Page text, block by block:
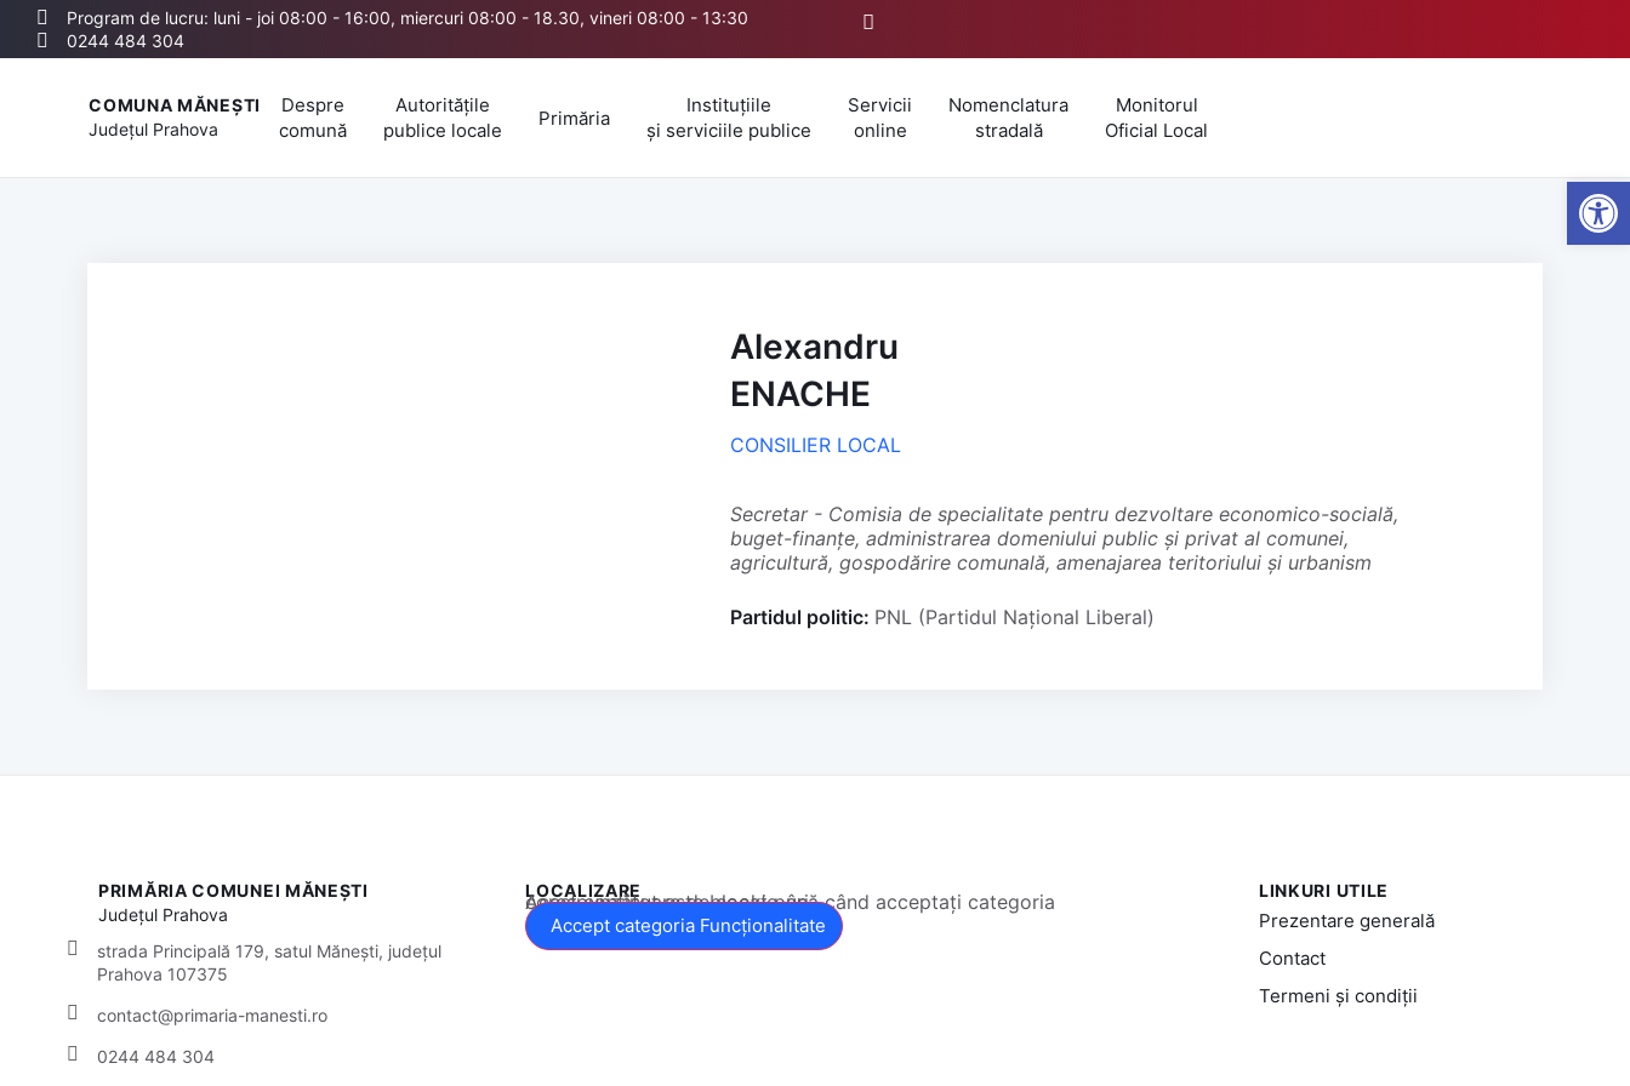
Program de lucru: luni - joi 08:00 - 16:00, miercuri 08:00 - 18.30, vineri 08:00 - 13:30
0244 484 304
COMUNA MĂNEȘTI
Județul Prahova
Despre
comună
Autoritățile
publice locale
Primăria
Instituțiile
și serviciile publice
Servicii
online
Nomenclatura
stradală
Monitorul
Oficial Local
Alexandru
ENACHE
CONSILIER LOCAL
secretar - Comisia de specialitate pentru dezvoltare economico-socială,
buget-finanțe, administrarea domeniului public și privat al comunei,
agricultură, gospodărire comunală, amenajarea teritoriului și urbanism
Partidul politic: PNL (Partidul Național Liberal)
PRIMĂRIA COMUNEI MĂNEȘTI
Județul Prahova
strada Principală 179, satul Mănești, județul
Prahova 107375
contact@primaria-manesti.ro
0244 484 304
LOCALIZARE
Acest conținut este blocat până când acceptați categoria corespunzătoare de cookie-uri.
Accept categoria Funcționalitate
LINKURI UTILE
Prezentare generală
Contact
Termeni și condiții